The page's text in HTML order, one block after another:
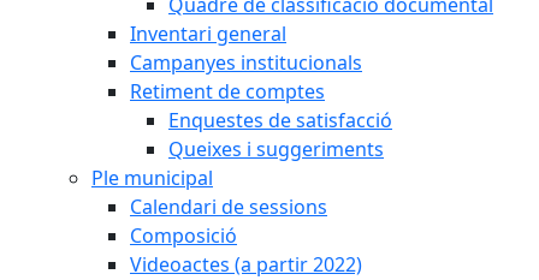
Inventari general
Campanyes institucionals
Retiment de comptes
Enquestes de satisfacció
Queixes i suggeriments
Ple municipal
Calendari de sessions
Composició
Videoactes (a partir 2022)